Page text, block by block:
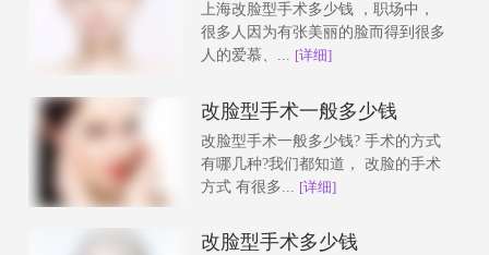
上海改脸型手术多少钱 ，职场中，
很多人因为有张美丽的脸而得到很多
人的爱慕、... [详细]
改脸型手术一般多少钱
改脸型手术一般多少钱? 手术的方式
有哪几种?我们都知道， 改脸的手术
方式 有很多... [详细]
改脸型手术多少钱